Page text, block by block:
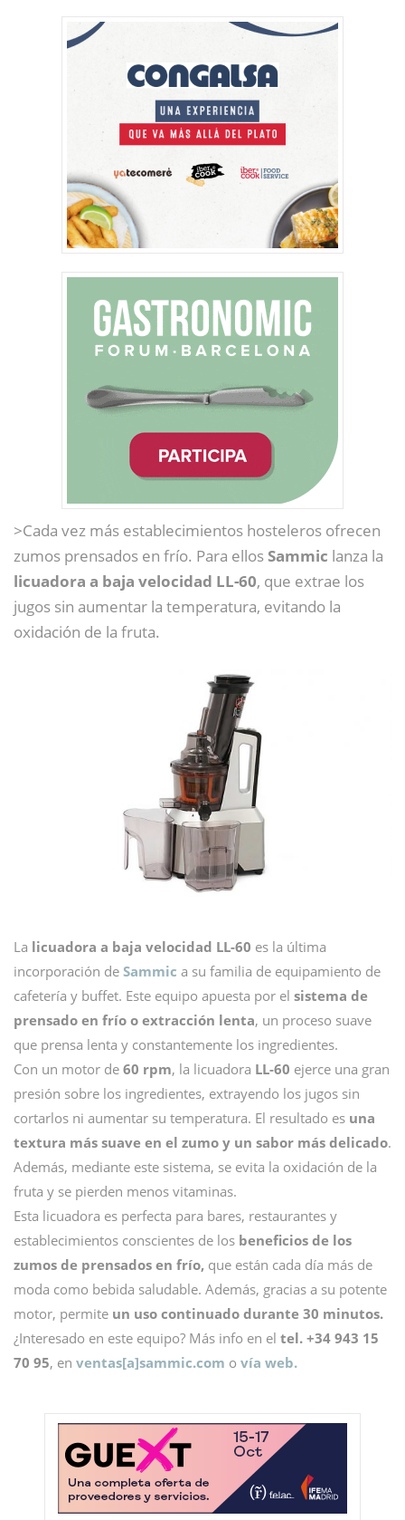
>Cada vez más establecimientos hosteleros ofrecen
zumos prensados en frío. Para ellosSammic lanza la
licuadora a baja velocidad LL-60, que extrae los
jugos sin aumentar la temperatura, evitando la
oxidación de la fruta.
La licuadora a baja velocidad LL-60 es la última
incorporación de Sammic a su familia de equipamiento de
cafetería y buffet. Este equipo apuesta por el sistema de
prensado en frío o extracción lenta, un proceso suave
que prensa lenta y constantemente los ingredientes.
Con un motor de 60 rpm, la licuadora LL-60 ejerce una gran
presión sobre los ingredientes, extrayendo los jugos sin
cortarlos ni aumentar su temperatura. El resultado es una
textura más suave en el zumo y un sabor más delicado.
Además, mediante este sistema, se evita la oxidación de la
fruta y se pierden menos vitaminas.
Esta licuadora es perfecta para bares, restaurantes y
establecimientos conscientes de los beneficios de los
zumos de prensados en frío, que están cada día más de
moda como bebida saludable. Además, gracias a su potente
motor, permite un uso continuado durante 30 minutos.
¿Interesado en este equipo? Más info en el tel. +34 943 15
70 95, en ventas[a]sammic.com o vía web.